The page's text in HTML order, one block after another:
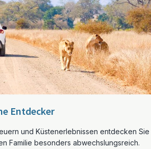
Entdecker
und Küstenerlebnissen entdecken Sie
Familie besonders abwechslungsreich.